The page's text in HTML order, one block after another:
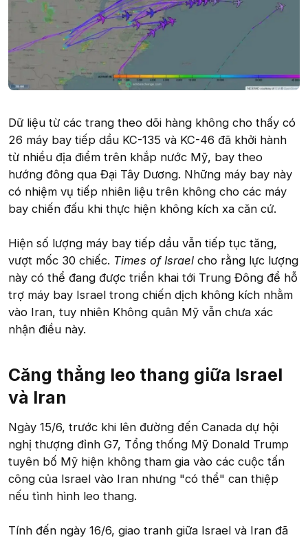
Dữ liệu từ các trang theo dõi hàng không cho thấy có
26 máy bay tiếp dầu KC-135 và KC-46 đã khởi hành
từ nhiều địa điểm trên khắp nước Mỹ, bay theo
hướng đông qua Đại Tây Dương. Những máy bay này
có nhiệm vụ tiếp nhiên liệu trên không cho các máy
bay chiến đấu khi thực hiện không kích xa căn cứ.
Hiện số lượng máy bay tiếp dầu vẫn tiếp tục tăng,
vượt mốc 30 chiếc. Times of Israel cho rằng lực lượng
này có thể đang được triển khai tới Trung Đông để hỗ
trợ máy bay Israel trong chiến dịch không kích nhằm
vào Iran, tuy nhiên Không quân Mỹ vẫn chưa xác
nhận điều này.
Căng thẳng leo thang giữa Israel
và Iran​
Ngày 15/6, trước khi lên đường đến Canada dự hội
nghị thượng đỉnh G7, Tổng thống Mỹ Donald Trump
tuyên bố Mỹ hiện không tham gia vào các cuộc tấn
công của Israel vào Iran nhưng "có thể" can thiệp
nếu tình hình leo thang.
Tính đến ngày 16/6, giao tranh giữa Israel và Iran đã